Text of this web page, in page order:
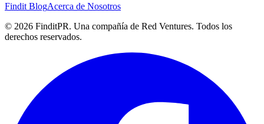
Findit BlogAcerca de Nosotros
© 2026 FinditPR. Una compañía de Red Ventures. Todos los
derechos reservados.